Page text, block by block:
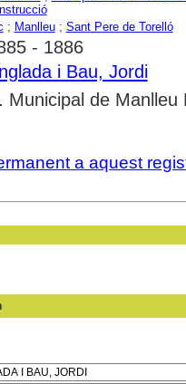
; Manlleu; Sant Pere de Torelló
- 1886
i Bau, Jordi
Municipal de Manlleu
a aquest